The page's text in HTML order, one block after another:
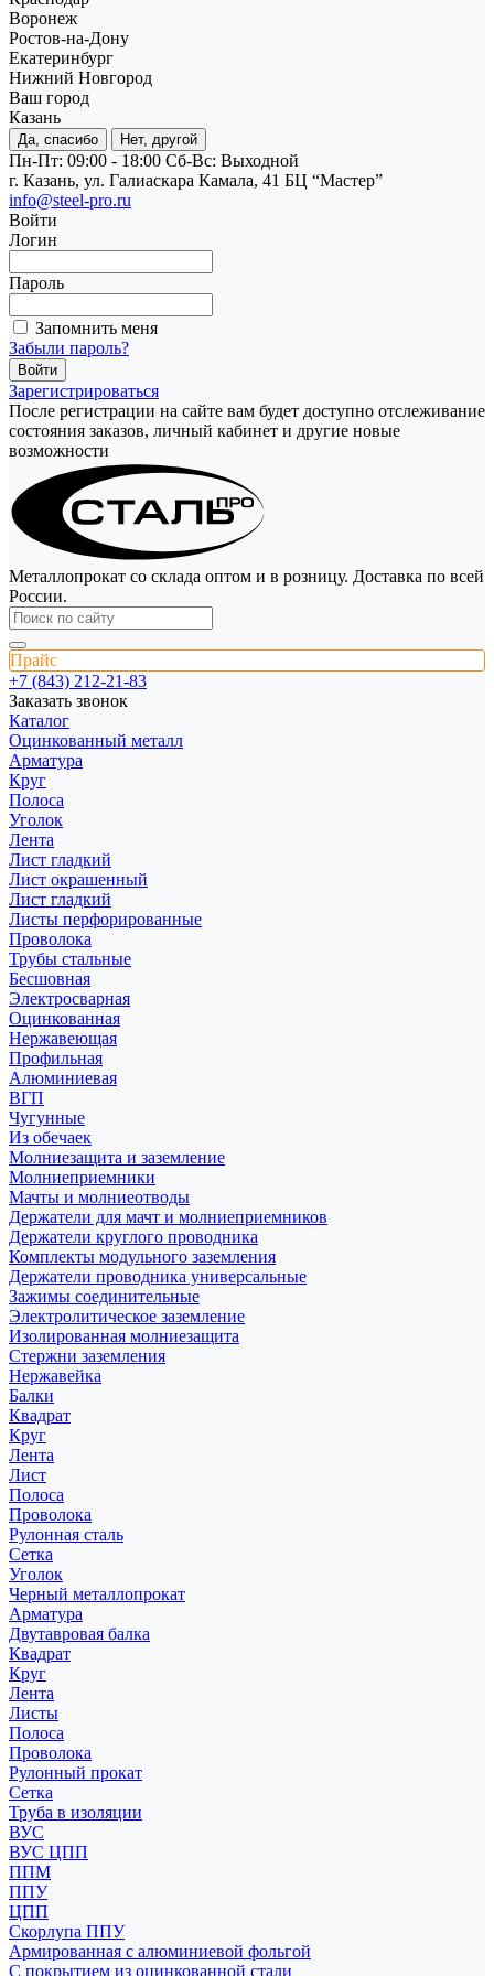
Воронеж
Ростов-на-Дону
Екатеринбург
Нижний Новгород
Ваш город
Казань
Да, спасибо Нет, другой
Пн-Пт: 09:00 - 18:00 Cб-Вс: Выходной
г. Казань, ул. Галиаскара Камала, 41 БЦ “Мастер”
info@steel-pro.ru
Войти
Логин
Пароль
Запомнить меня
Забыли пароль?
Зарегистрироваться
После регистрации на сайте вам будет доступно отслеживание
состояния заказов, личный кабинет и другие новые
возможности
Металлопрокат со склада оптом и в розницу. Доставка по всей
России.
Прайс
+7 (843) 212-21-83
Заказать звонок
Каталог
Оцинкованный металл
Арматура
Круг
Полоса
Уголок
Лента
Лист гладкий
Лист окрашенный
Лист гладкий
Листы перфорированные
Проволока
Трубы стальные
Бесшовная
Электросварная
Оцинкованная
Нержавеющая
Профильная
Алюминиевая
ВГП
Чугунные
Из обечаек
Молниезащита и заземление
Молниеприемники
Мачты и молниеотводы
Держатели для мачт и молниеприемников
Держатели круглого проводника
Комплекты модульного заземления
Держатели проводника универсальные
Зажимы соединительные
Электролитическое заземление
Изолированная молниезащита
Стержни заземления
Нержавейка
Балки
Квадрат
Круг
Лента
Лист
Полоса
Проволока
Рулонная сталь
Сетка
Уголок
Черный металлопрокат
Арматура
Двутавровая балка
Квадрат
Круг
Лента
Листы
Полоса
Проволока
Рулонный прокат
Сетка
Труба в изоляции
ВУС
ВУС ЦПП
ППМ
ППУ
ЦПП
Скорлупа ППУ
Армированная с алюминиевой фольгой
С покрытием из оцинкованной стали